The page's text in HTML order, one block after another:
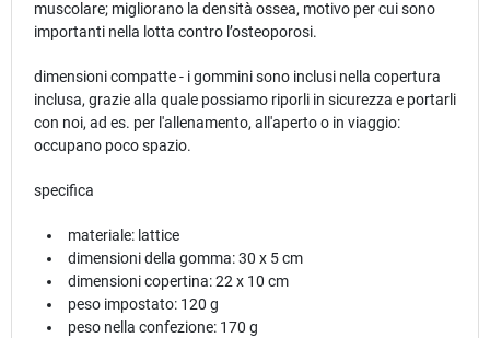
muscolare; migliorano la densità ossea, motivo per cui sono
importanti nella lotta contro l’osteoporosi.
dimensioni compatte - i gommini sono inclusi nella copertura
inclusa, grazie alla quale possiamo riporli in sicurezza e portarli
con noi, ad es. per l'allenamento, all'aperto o in viaggio:
occupano poco spazio.
specifica
materiale: lattice
dimensioni della gomma: 30 x 5 cm
dimensioni copertina: 22 x 10 cm
peso impostato: 120 g
peso nella confezione: 170 g